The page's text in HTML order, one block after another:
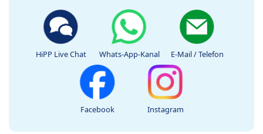
HiPP Live Chat Whats-App-Kanal E-Mail / Telefon
Facebook Instagram